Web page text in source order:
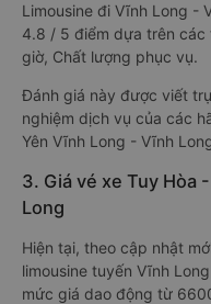
Limousine đi Vĩnh Long -
4.8 / 5 điểm dựa trên các
giờ, Chất lượng phục vụ.
Đánh giá này được viết
nghiệm dịch vụ của các
Yên Vĩnh Long - Vĩnh
3. Giá vé xe Tuy Hòa
Long
Hiện tại, theo cập nhật
limousine tuyến Vĩnh
mức giá dao động từ